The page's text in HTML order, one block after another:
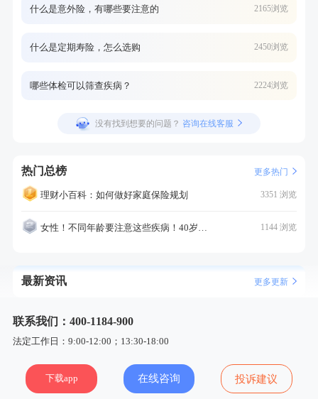
什么是意外险，有哪些要注意的 2165浏览
什么是定期寿险，怎么选购 2450浏览
哪些体检可以筛查疾病？ 2224浏览
没有找到想要的问题？ 咨询在线客服
热门总榜 更多热门
理财小百科：如何做好家庭保险规划 3351 浏览
女性！不同年龄要注意这些疾病！40岁的这个疾病最需要注意！ 1144 浏览
最新资讯 更多更新
联系我们：400-1184-900
法定工作日：9:00-12:00；13:30-18:00
下载app 在线咨询 投诉建议